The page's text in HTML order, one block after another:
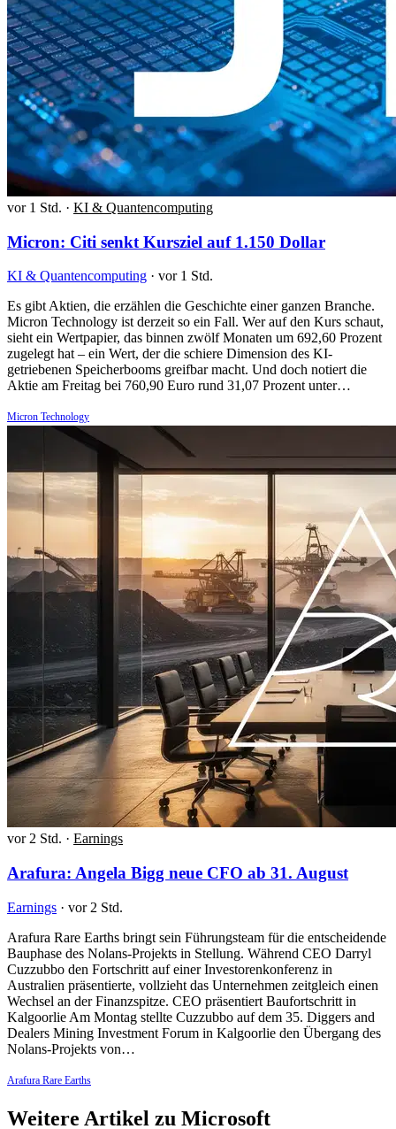
vor 1 Std. · KI & Quantencomputing
Micron: Citi senkt Kursziel auf 1.150 Dollar
KI & Quantencomputing · vor 1 Std.
Es gibt Aktien, die erzählen die Geschichte einer ganzen Branche.
Micron Technology ist derzeit so ein Fall. Wer auf den Kurs schaut,
sieht ein Wertpapier, das binnen zwölf Monaten um 692,60 Prozent
zugelegt hat – ein Wert, der die schiere Dimension des KI-
getriebenen Speicherbooms greifbar macht. Und doch notiert die
Aktie am Freitag bei 760,90 Euro rund 31,07 Prozent unter…
Micron Technology
vor 2 Std. · Earnings
Arafura: Angela Bigg neue CFO ab 31. August
Earnings · vor 2 Std.
Arafura Rare Earths bringt sein Führungsteam für die entscheidende
Bauphase des Nolans-Projekts in Stellung. Während CEO Darryl
Cuzzubbo den Fortschritt auf einer Investorenkonferenz in
Australien präsentierte, vollzieht das Unternehmen zeitgleich einen
Wechsel an der Finanzspitze. CEO präsentiert Baufortschritt in
Kalgoorlie Am Montag stellte Cuzzubbo auf dem 35. Diggers and
Dealers Mining Investment Forum in Kalgoorlie den Übergang des
Nolans-Projekts von…
Arafura Rare Earths
Weitere Artikel zu Microsoft